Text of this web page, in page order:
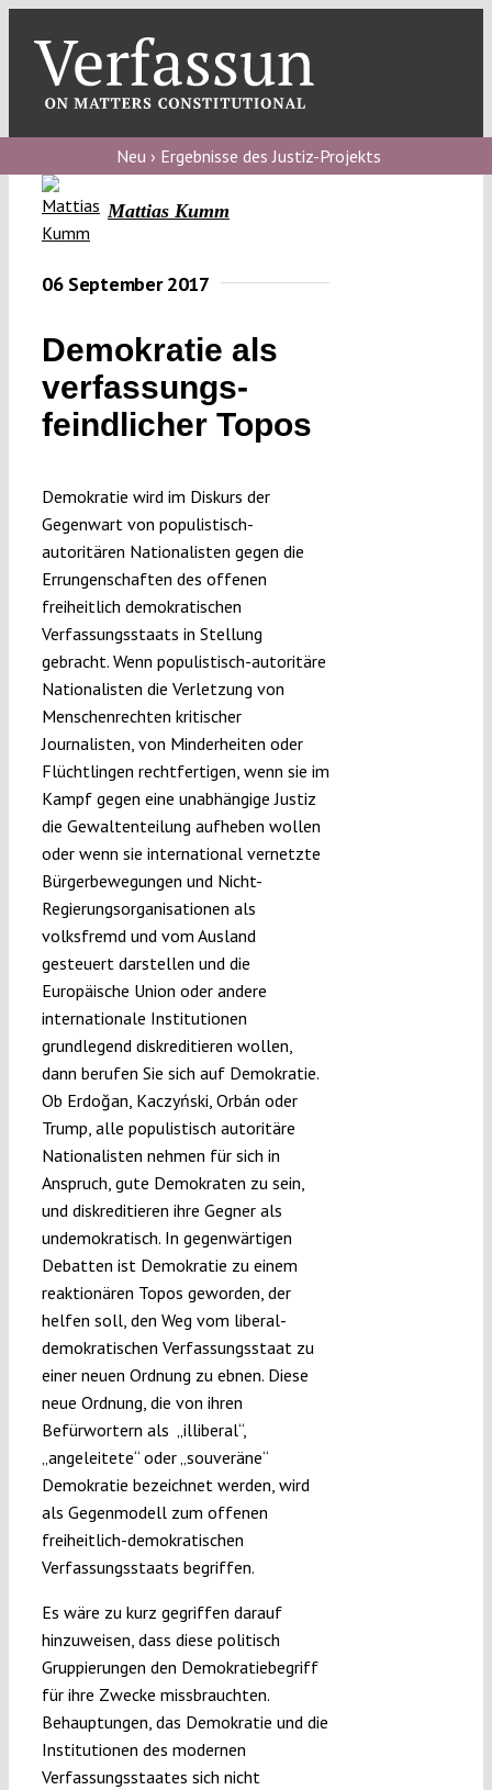
content
blog
Verfassungs
Verfassungs
Verfassungs
editorial
About
Submissions
Funding
Projects
Neu › Ergebnisse des Justiz-Projekts
Mattias Kumm
06 September 2017
Demokratie als
verfassungs­
feindlicher Topos
Demokratie wird im Diskurs der
Gegenwart von populistisch-
autoritären Nationalisten gegen die
Errungenschaften des offenen
freiheitlich demokratischen
Verfassungsstaats in Stellung
gebracht. Wenn populistisch-autoritäre
Nationalisten die Verletzung von
Menschenrechten kritischer
Journalisten, von Minderheiten oder
Flüchtlingen rechtfertigen, wenn sie im
Kampf gegen eine unabhängige Justiz
die Gewaltenteilung aufheben wollen
oder wenn sie international vernetzte
Bürgerbewegungen und Nicht-
Regierungsorganisationen als
volksfremd und vom Ausland
gesteuert darstellen und die
Europäische Union oder andere
internationale Institutionen
grundlegend diskreditieren wollen,
dann berufen Sie sich auf Demokratie.
Ob Erdoğan, Kaczyński, Orbán oder
Trump, alle populistisch autoritäre
Nationalisten nehmen für sich in
Anspruch, gute Demokraten zu sein,
und diskreditieren ihre Gegner als
undemokratisch. In gegenwärtigen
Debatten ist Demokratie zu einem
reaktionären Topos geworden, der
helfen soll, den Weg vom liberal-
demokratischen Verfassungsstaat zu
einer neuen Ordnung zu ebnen. Diese
neue Ordnung, die von ihren
Befürwortern als „illiberal“,
„angeleitete“ oder „souveräne“
Demokratie bezeichnet werden, wird
als Gegenmodell zum offenen
freiheitlich-demokratischen
Verfassungsstaats begriffen.
Es wäre zu kurz gegriffen darauf
hinzuweisen, dass diese politisch
Gruppierungen den Demokratiebegriff
für ihre Zwecke missbrauchten.
Behauptungen, das Demokratie und die
Institutionen des modernen
Verfassungsstaates sich nicht